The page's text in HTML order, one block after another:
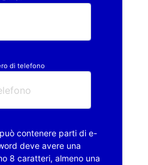
di telefono
contenere parti di e-
deve avere una
8 caratteri, almeno una